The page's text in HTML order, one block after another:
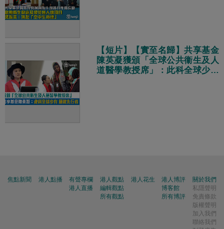
【短片】【實至名歸】共享基金
陳英凝獲頒「全球公共衞生及人
道醫學教授席」：此科全球少有
焦點新聞 港人點播
有聲專欄
港人直播
港人觀點
編輯觀點
所有觀點
港人花生
港人博評
博客館
所有博評
關於我們
私隱聲明
免責條款
版權聲明
加入我們
聯絡我們